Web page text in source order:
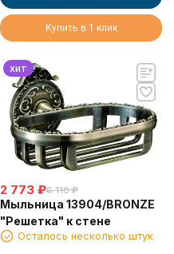
Купить в 1 клик
хит
2 773 ₽6 110 ₽
Мыльница 13904/BRONZE
"Решетка" к стене
Осталось несколько штук